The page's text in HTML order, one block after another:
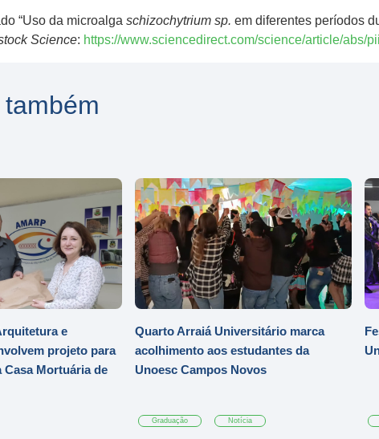
“Uso da microalga schizochytrium sp. em diferentes períodos
Science: https://www.sciencedirect.com/science/article/abs/
e
projeto para
Casa Mortuária de
Quarto Arraiá Universitário marca
acolhimento aos estudantes da
Unoesc Campos Novos
Graduação Notícia